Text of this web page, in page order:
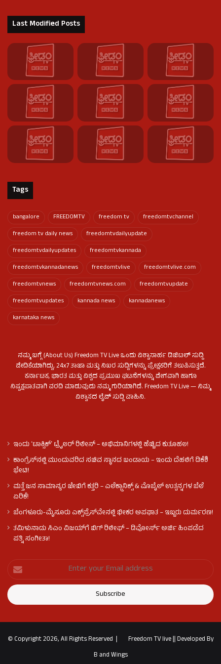
Last Modified Posts
Tags
bangalore FREEDOMTV freedom tv
freedomtvchannel
freedom tv daily news
freedomtvdailyupdate
freedomtvdailyupdates
freedomtvkannada
freedomtvkannadanews
freedomtvlive
freedomtvlive.com
freedomtvnews
freedomtvnews.com
freedomtvupdate
freedomtvupdates
kannada news
kannadanews
karnataka news
ನಮ್ಮ ಬಗ್ಗೆ (About Us) Freedom TV Live ಒಂದು ವಿಶ್ವಾಸಾರ್ಹ ಡಿಜಿಟಲ್ ಸುದ್ದಿ
ವೇದಿಕೆಯಾಗಿದ್ದು, 24x7 ತಾಜಾ ಮತ್ತು ನಿಖರ ಸುದ್ದಿಗಳನ್ನು ಪ್ರೇಕ್ಷಕರಿಗೆ ತಲುಪಿಸುತ್ತದೆ.
ಕರ್ನಾಟಕ, ಭಾರತ ಮತ್ತು ವಿಶ್ವದ ಪ್ರಮುಖ ಘಟನೆಗಳನ್ನು ವೇಗವಾಗಿ ಹಾಗೂ
ನಿಷ್ಪಕ್ಷಪಾತವಾಗಿ ವರದಿ ಮಾಡುವುದು ನಮ್ಮ ಗುರಿಯಾಗಿದೆ. Freedom TV Live — ನಿಮ್ಮ
ವಿಶ್ವಾಸದ ಲೈವ್ ಸುದ್ದಿ ವಾಹಿನಿ.
ಇಂದು ʻಟಾಕ್ಸಿಕ್ʼ ಟ್ರೈಲರ್ ರಿಲೀಸ್‌ – ಅಭಿಮಾನಿಗಳಲ್ಲಿ ಹೆಚ್ಚಿದ ಕುತೂಹಲ!
ಕಾಂಗ್ರೆಸ್​ನಲ್ಲಿ ಮುಂದುವರಿದ ಸಚಿವ ಸ್ಥಾನದ ಬಂಡಾಯ – ಇಂದು ದೆಹಲಿಗೆ ಡಿಕೆಶಿ
ಭೇಟಿ!
ಮತ್ತೆ ಜನ ಸಾಮಾನ್ಯರ ಜೇಬಿಗೆ ಕತ್ತರಿ – ಎಲೆಕ್ಟ್ರಾನಿಕ್ಸ್ & ಮೊಬೈಲ್ ಉತ್ಪನ್ನಗಳ ಬೆಲೆ
ಏರಿಕೆ!
ಬೆಂಗಳೂರು-ಮೈಸೂರು ಎಕ್ಸ್‌ಪ್ರೆಸ್‌ವೇನಲ್ಲಿ ಭೀಕರ ಅಪಘಾತ – ಇಬ್ಬರು ದುರ್ಮರಣ!
ತಮಿಳುನಾಡು ಸಿಎಂ ವಿಜಯ್‌ಗೆ ಬಿಗ್ ರಿಲೀಫ್ – ಡಿವೋರ್ಸ್ ಅರ್ಜಿ ಹಿಂಪಡೆದ
ಪತ್ನಿ ಸಂಗೀತಾ!
© Copyright 2026, All Rights Reserved | Freedom TV live||Developed By
B and Wings